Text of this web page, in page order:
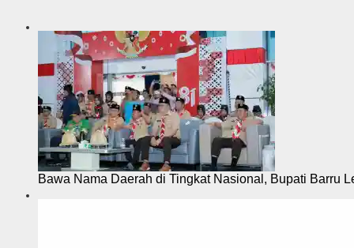
Bawa Nama Daerah di Tingkat Nasional, Bupati Barru